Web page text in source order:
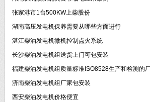
张家港市1台500KW上柴股份
湖南高压发电机保养需要从哪些方面进行
湛江柴油发电机微机控制点火系统
长沙柴油发电机组送货上门可包安装
福建柴油发电机组质量标准ISO8528生产和检测的
济南柴油发电机组厂家包安装
西安柴油发电机价格便宜